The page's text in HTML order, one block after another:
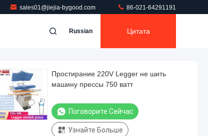
sales01@jiejia-bygood.com 86-021-64291191
Russian Цитата
Простирание 220V Legger не шить
машину прессы 750 ватт
Поговорите Сейчас
Узнайте Больше